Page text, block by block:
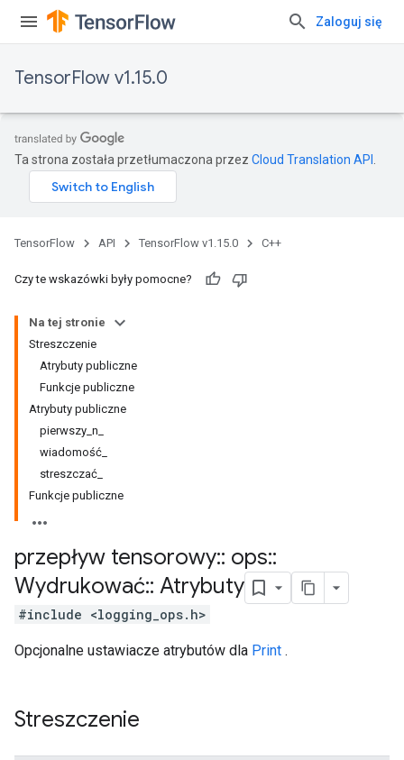
Zaloguj się
TensorFlow v1.15.0
Ta strona została przetłumaczona przez Cloud Translation API
TensorFlow API TensorFlow v1.15.0 C++
Czy te wskazówki były pomocne?
Na tej stronie
Streszczenie
Atrybuty publiczne
Funkcje publiczne
Atrybuty publiczne
pierwszy_n_
wiadomość_
streszczać_
Funkcje publiczne
przepływ tensorowy:: ops::
Wydrukować:: Atrybuty
#include <logging_ops.h>
Opcjonalne ustawiacze atrybutów dla Print .
Streszczenie